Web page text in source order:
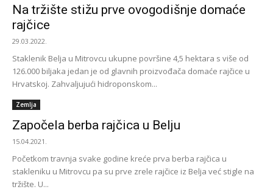
Na tržište stižu prve ovogodišnje domaće
rajčice
29.03.2022.
Staklenik Belja u Mitrovcu ukupne površine 4,5 hektara s više od
126.000 biljaka jedan je od glavnih proizvođača domaće rajčice u
Hrvatskoj. Zahvaljujući hidroponskom...
Zemlja
Započela berba rajčica u Belju
15.04.2021.
Početkom travnja svake godine kreće prva berba rajčica u
stakleniku u Mitrovcu pa su prve zrele rajčice iz Belja već stigle na
tržište. U...